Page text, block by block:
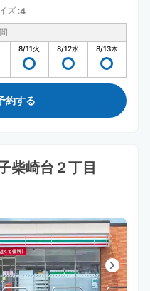
ズ :4
8/11火 8/12水 8/13木
約する
柴崎台２丁目